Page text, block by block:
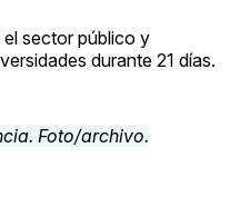
el sector público y
durante 21 días.